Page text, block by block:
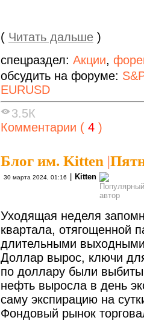
( Читать дальше )
спецраздел: Акции,
обсудить на форуме:
EURUSD
3.5К
Комментарии ( 4 )
Блог им. Kitten |
30 марта 2024, 01:16 | Kitten
Уходящая неделя
квартала, отягощенной
длительными
Доллар вырос, ключи
по доллару были
нефть выросла в день
саму экспирацию на
Фондовый рынок